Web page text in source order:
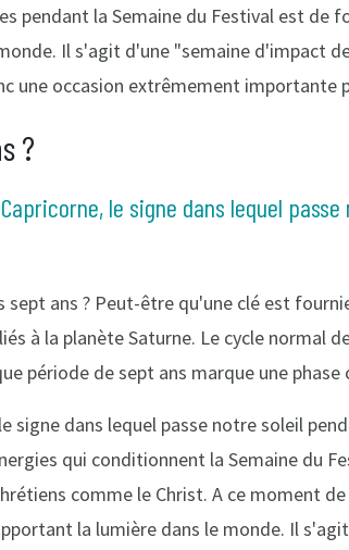
pendant la Semaine du Festival est de
Il s'agit d'une "semaine d'impact
une occasion extrêmement importante
?
le signe dans lequel
ans ? Peut-être qu'une clé est
à la planète Saturne. Le cycle normal
période de sept ans marque une
signe dans lequel passe notre soleil
qui conditionnent la Semaine du
comme le Christ. A ce moment
la lumière dans le monde. Il